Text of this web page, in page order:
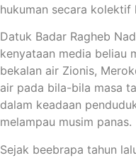
hukuman secara kolektif
Datuk Badar Ragheb
kenyataan media beliau
bekalan air Zionis,
air pada bila-bila masa
dalam keadaan
melampau musim panas.
Sejak beebrapa tahun